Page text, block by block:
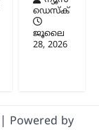
ഡെസ്ക്
ജൂലൈ
28, 2026
| Powered by